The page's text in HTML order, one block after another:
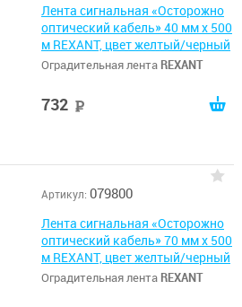
Лента сигнальная «Осторожно
оптический кабель» 40 мм х 500
м REXANT, цвет желтый/черный
Оградительная лента REXANT
732
Артикул: 079800
Лента сигнальная «Осторожно
оптический кабель» 70 мм х 500
м REXANT, цвет желтый/черный
Оградительная лента REXANT